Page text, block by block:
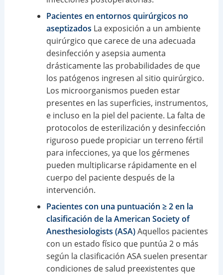
Pacientes en entornos quirúrgicos no
aseptizados La exposición a un ambiente
quirúrgico que carece de una adecuada
desinfección y asepsia aumenta
drásticamente las probabilidades de que
los patógenos ingresen al sitio quirúrgico.
Los microorganismos pueden estar
presentes en las superficies, instrumentos,
e incluso en la piel del paciente. La falta de
protocolos de esterilización y desinfección
riguroso puede propiciar un terreno fértil
para infecciones, ya que los gérmenes
pueden multiplicarse rápidamente en el
cuerpo del paciente después de la
intervención.
Pacientes con una puntuación ≥ 2 en la
clasificación de la American Society of
Anesthesiologists (ASA)Aquellos pacientes
con un estado físico que puntúa 2 o más
según la clasificación ASA suelen presentar
condiciones de salud preexistentes que